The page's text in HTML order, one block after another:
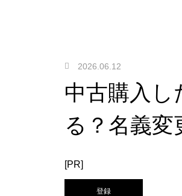
2026.06.12
中古購入
る？名義
[PR]
登録